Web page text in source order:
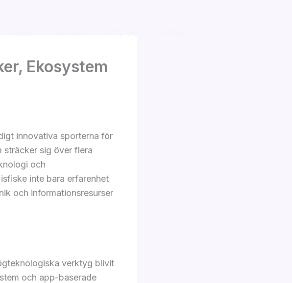
Ekosystem
innovativa sporterna för
sträcker sig över flera
och
inte bara erfarenhet
och informationsresurser
verktyg blivit
och app-baserade